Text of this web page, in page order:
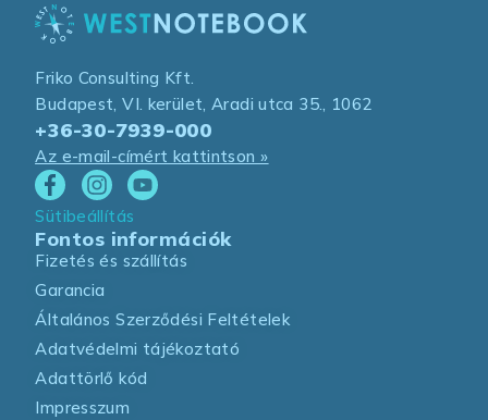
Friko Consulting Kft.
Budapest, VI. kerület, Aradi utca 35., 1062
+36-30-7939-000
Az e-mail-címért kattintson »
Sütibeállítás
Fontos információk
Fizetés és szállítás
Garancia
Általános Szerződési Feltételek
Adatvédelmi tájékoztató
Adattörlő kód
Impresszum